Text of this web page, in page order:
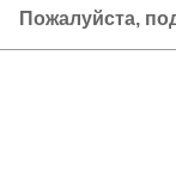
Пожалуйста,